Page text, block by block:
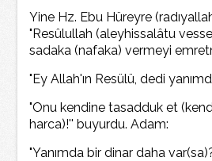
Yine Hz. Ebu Hüreyre
"Resûlullah (aleyhissalâtu
sadaka (nafaka) vermeyi
"Ey Allah'ın Resülü, dedi
"Onu kendine tasadduk et
harca)!'' buyurdu. Adam:
"Yanımda bir dinar daha